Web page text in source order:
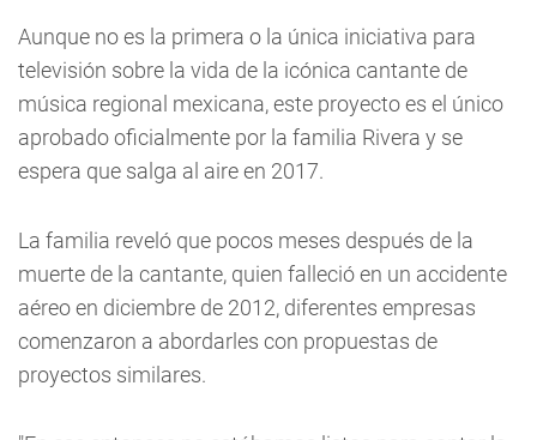
Aunque no es la primera o la única iniciativa para
televisión sobre la vida de la icónica cantante de
música regional mexicana, este proyecto es el único
aprobado oficialmente por la familia Rivera y se
espera que salga al aire en 2017.
La familia reveló que pocos meses después de la
muerte de la cantante, quien falleció en un accidente
aéreo en diciembre de 2012, diferentes empresas
comenzaron a abordarles con propuestas de
proyectos similares.